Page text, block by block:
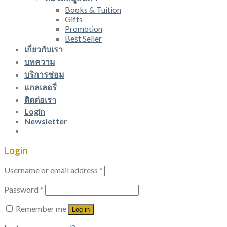
Books & Tuition
Gifts
Promotion
Best Seller
เกี่ยวกับเรา
บทความ
บริการซ่อม
แกลเลอรี่
ติดต่อเรา
Login
Newsletter
Login
Username or email address *
Password *
Remember me
Log in